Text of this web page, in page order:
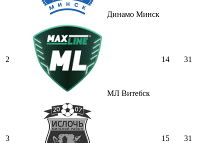
Динамо Минск
2
МЛ Витебск
14 31
3 15 31